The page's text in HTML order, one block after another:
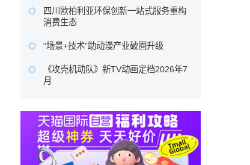
城市情绪海报。…
原文链接
赛场之外，用一场全民参与的多巴胺
Citywalk，带着水之蔻、橘朵、INTO
YOU等品牌，走进了全球年轻人的视野
原文链接
四川欧柏利亚环保创新一站式服务重构
消费生态
基，凭借ENF级艾草防撞板的产品创新
与一站式服务体系的深度布局，为行业
转型升级提供了可借鉴的实践样本，更
“场景+技术”助动漫产业破圈升级
量发展转型、从文化产品输出向产业能
力输出升级的关键阶段。向新场景要增
能，已成为中国动漫产业守正创新的核
心发展路径。…
原文链接
《攻壳机动队》新TV动画定档2026年7
月
园城塔担任系列构成，半田修平负责人
物设定。…
原文链接